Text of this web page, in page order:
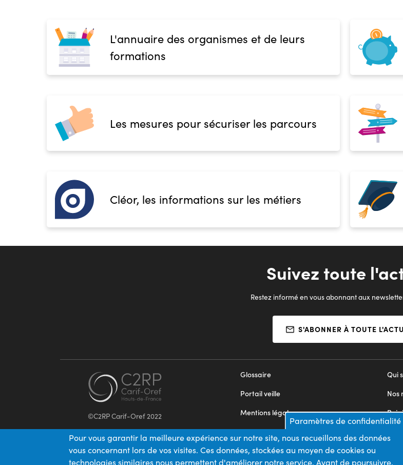
L'annuaire des organismes et de leurs
formations
Les mesures pour sécuriser les parcours
Cléor, les informations sur les métiers
Suivez toute
Restez informé en vous abonnant aux
S'ABONNER À TOUTE L'ACTU
©C2RP Carif-Oref 2022
Qui
Nos
Glossaire
Portail veille
Mentions légales
Appels d'offres
Plan du site
Paramètres de confidentialité
Pour vous garantir la meilleure expérience sur notre site, nous recueillons des données
vous concernant lors de vos visites. Ces données, stockées au moyen de cookies ou
technologies similaires nous permettent d'améliorer notre service. Avant de poursuivre,